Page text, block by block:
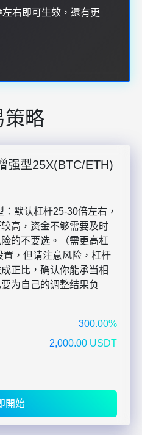
右即可生效，還有更
策略
强型25X(BTC/ETH)
默认杠杆25-30倍左右，
高，资金不够需要及时
的不要选。（需更高杠
，但请注意风险，杠杆
正比，确认你能承当相
为自己的调整结果负
300.00%
2,000.00 USDT
開始